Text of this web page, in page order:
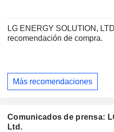
LG ENERGY SOLUTION,
recomendación de compra.
Más recomendaciones
Comunicados de prensa:
Ltd.